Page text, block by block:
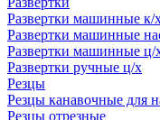
Развертки машинные к/
Развертки машинные
Развертки машинные ц/
Развертки ручные ц/х
Резцы
Резцы канавочные для
Резцы отрезные